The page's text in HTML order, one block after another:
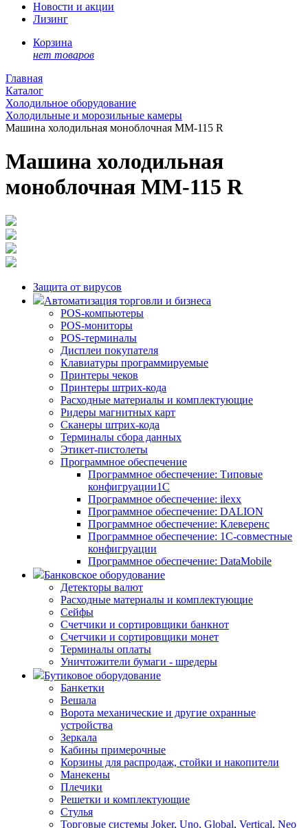
Новости и акции
Лизинг
Корзина
нет товаров
Главная
Каталог
Холодильное оборудование
Холодильные и морозильные камеры
Машина холодильная моноблочная MM-115 R
Машина холодильная
моноблочная MM-115 R
Защита от вирусов
Автоматизация торговли и бизнеса
POS-компьютеры
POS-мониторы
POS-терминалы
Дисплеи покупателя
Клавиатуры программируемые
Принтеры чеков
Принтеры штрих-кода
Расходные материалы и комплектующие
Ридеры магнитных карт
Сканеры штрих-кода
Терминалы сбора данных
Этикет-пистолеты
Программное обеспечение
Программное обеспечение: Типовые
конфигруации1С
Программное обеспечение: ilexx
Программное обеспечение: DALION
Программное обеспечение: Клеверенс
Программное обеспечение: 1С-совместные
конфигруации
Программное обеспечение: DataMobile
Банковское оборудование
Детекторы валют
Расходные материалы и комплектующие
Сейфы
Счетчики и сортировщики банкнот
Счетчики и сортировщики монет
Терминалы оплаты
Уничтожители бумаги - шредеры
Бутиковое оборудование
Банкетки
Вешала
Ворота механические и другие охранные
устройства
Зеркала
Кабины примерочные
Корзины для распродаж, стойки и накопители
Манекены
Плечики
Решетки и комплектующие
Стулья
Торговые системы Joker, Uno, Global, Vertical, Neo